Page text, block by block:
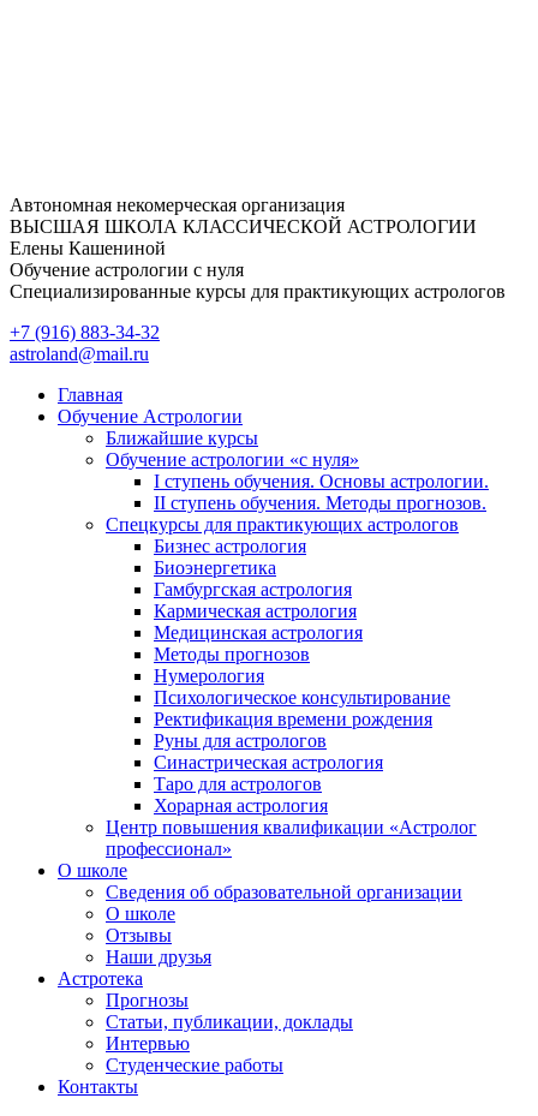
Автономная некомерческая организация
ВЫСШАЯ ШКОЛА КЛАССИЧЕСКОЙ АСТРОЛОГИИ
Елены Кашениной
Обучение астрологии с нуля
Специализированные курсы для практикующих астрологов
+7 (916) 883-34-32
astroland@mail.ru
Главная
Обучение Астрологии
Ближайшие курсы
Обучение астрологии «с нуля»
I ступень обучения. Основы астрологии.
II ступень обучения. Методы прогнозов.
Спецкурсы для практикующих астрологов
Бизнес астрология
Биоэнергетика
Гамбургская астрология
Кармическая астрология
Медицинская астрология
Методы прогнозов
Нумерология
Психологическое консультирование
Ректификация времени рождения
Руны для астрологов
Синастрическая астрология
Таро для астрологов
Хорарная астрология
Центр повышения квалификации «Астролог
профессионал»
О школе
Сведения об образовательной организации
О школе
Отзывы
Наши друзья
Астротека
Прогнозы
Статьи, публикации, доклады
Интервью
Студенческие работы
Контакты